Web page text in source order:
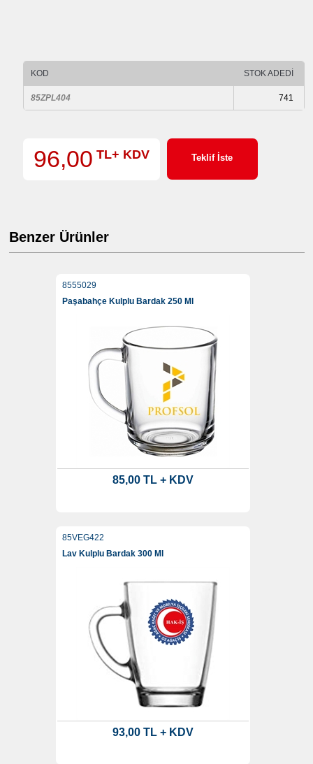
KOD STOK ADEDİ
85ZPL404 741
96,00 TL+ KDV Teklif İste
Benzer Ürünler
8555029
Paşabahçe Kulplu Bardak 250 Ml
85,00 TL + KDV
85VEG422
Lav Kulplu Bardak 300 Ml
93,00 TL + KDV